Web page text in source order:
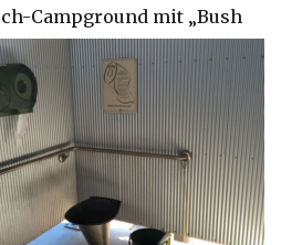
Campground mit „Bush